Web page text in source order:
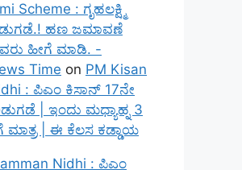
Scheme : ಗೃಹಲಕ್ಷ್ಮಿ
ಹಣ ಜಮಾವಣೆ
ಹೀಗೆ ಮಾಡಿ. -
Time on PM Kisan
: ಪಿಎಂ ಕಿಸಾನ್ 17ನೇ
| ಇಂದು ಮಧ್ಯಾಹ್ನ 3
ಮಾತ್ರ | ಈ ಕೆಲಸ ಕಡ್ಡಾಯ
Nidhi : ಪಿಎಂ